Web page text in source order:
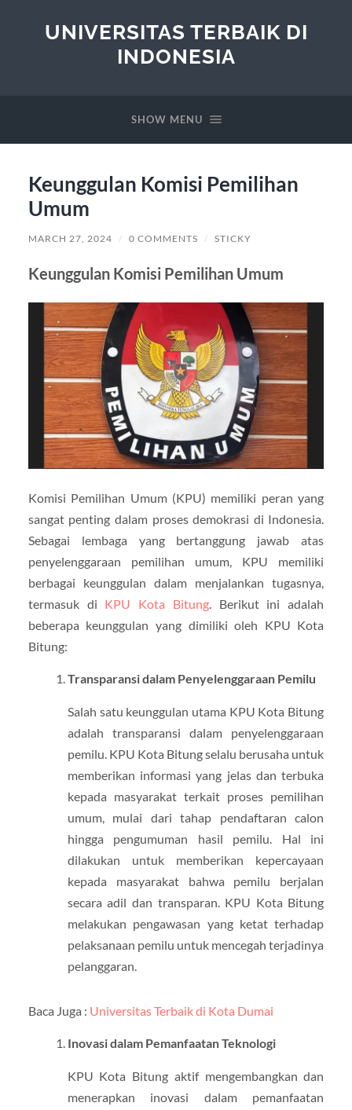
UNIVERSITAS TERBAIK DI
INDONESIA
SHOW MENU
Keunggulan Komisi Pemilihan
Umum
MARCH 27, 2024 / 0 COMMENTS / STICKY
Keunggulan Komisi Pemilihan Umum
Komisi Pemilihan Umum (KPU) memiliki peran yang
sangat penting dalam proses demokrasi di Indonesia.
Sebagai lembaga yang bertanggung jawab atas
penyelenggaraan pemilihan umum, KPU memiliki
berbagai keunggulan dalam menjalankan tugasnya,
termasuk di KPU Kota Bitung. Berikut ini adalah
beberapa keunggulan yang dimiliki oleh KPU Kota
Bitung:
Transparansi dalam Penyelenggaraan Pemilu
Salah satu keunggulan utama KPU Kota Bitung
adalah transparansi dalam penyelenggaraan
pemilu. KPU Kota Bitung selalu berusaha untuk
memberikan informasi yang jelas dan terbuka
kepada masyarakat terkait proses pemilihan
umum, mulai dari tahap pendaftaran calon
hingga pengumuman hasil pemilu. Hal ini
dilakukan untuk memberikan kepercayaan
kepada masyarakat bahwa pemilu berjalan
secara adil dan transparan. KPU Kota Bitung
melakukan pengawasan yang ketat terhadap
pelaksanaan pemilu untuk mencegah terjadinya
pelanggaran.
Baca Juga : Universitas Terbaik di Kota Dumai
Inovasi dalam Pemanfaatan Teknologi
KPU Kota Bitung aktif mengembangkan dan
menerapkan inovasi dalam pemanfaatan